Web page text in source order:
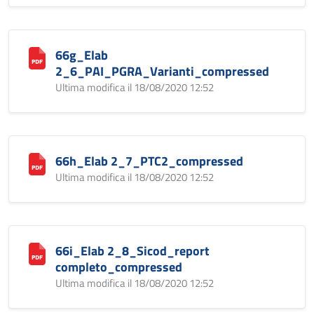
66g_Elab
2_6_PAI_PGRA_Varianti_compressed
Ultima modifica il 18/08/2020 12:52
66h_Elab 2_7_PTC2_compressed
Ultima modifica il 18/08/2020 12:52
66i_Elab 2_8_Sicod_report
completo_compressed
Ultima modifica il 18/08/2020 12:52